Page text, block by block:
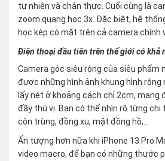
tự nhiên và chân thực. Cuối cùng là
zoom quang học 3x. Đặc biệt, hệ
học kép có mặt trên cả camera chính
Điện thoại đầu tiên trên thế giới có khả
Camera góc siêu rộng của siêu phẩm
được những hình ảnh khung hình rộng
lấy nét ở khoảng cách chỉ 2cm, mang
đầy thú vị. Bạn có thể nhìn rõ từng chi
côn trùng, đồng xu, mặt đồng hồ,…
Ấn tượng hơn nữa khi iPhone 13 Pro
video macro, để bạn có những thước